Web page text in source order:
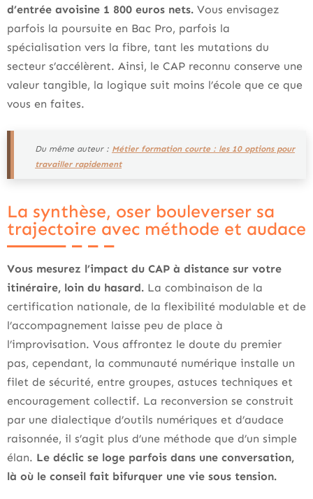
d’entrée avoisine 1 800 euros nets. Vous envisagez
parfois la poursuite en Bac Pro, parfois la
spécialisation vers la fibre, tant les mutations du
secteur s’accélèrent. Ainsi, le CAP reconnu conserve une
valeur tangible, la logique suit moins l’école que ce que
vous en faites.
Du même auteur : Métier formation courte : les 10 options pour
travailler rapidement
La synthèse, oser bouleverser sa
trajectoire avec méthode et audace
Vous mesurez l’impact du CAP à distance sur votre
itinéraire, loin du hasard. La combinaison de la
certification nationale, de la flexibilité modulable et de
l’accompagnement laisse peu de place à
l’improvisation. Vous affrontez le doute du premier
pas, cependant, la communauté numérique installe un
filet de sécurité, entre groupes, astuces techniques et
encouragement collectif. La reconversion se construit
par une dialectique d’outils numériques et d’audace
raisonnée, il s’agit plus d’une méthode que d’un simple
élan. Le déclic se loge parfois dans une conversation,
là où le conseil fait bifurquer une vie sous tension.